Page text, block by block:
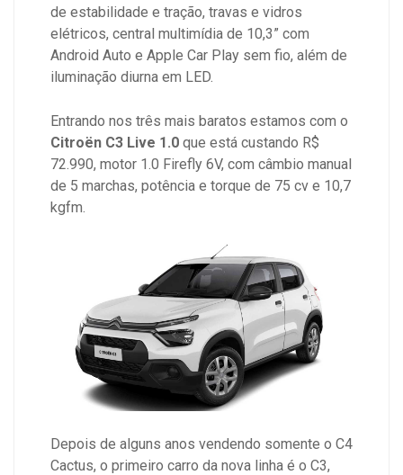
de estabilidade e tração, travas e vidros
elétricos, central multimídia de 10,3” com
Android Auto e Apple Car Play sem fio, além de
iluminação diurna em LED.
Entrando nos três mais baratos estamos com o
Citroën C3 Live 1.0 que está custando R$
72.990, motor 1.0 Firefly 6V, com câmbio manual
de 5 marchas, potência e torque de 75 cv e 10,7
kgfm.
Depois de alguns anos vendendo somente o C4
Cactus, o primeiro carro da nova linha é o C3,